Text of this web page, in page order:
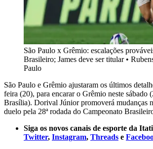
São Paulo x Grêmio: escalações
Brasileiro; James deve ser titular•
Paulo
São Paulo e Grêmio ajustaram os últimos
feira (20), para encarar o Grêmio neste sábado
Brasília). Dorival Júnior promoverá mudanças
duelo pela 28ª rodada do Campeonato
Siga os novos canais de esporte da
Twitter, Instagram, Threads e